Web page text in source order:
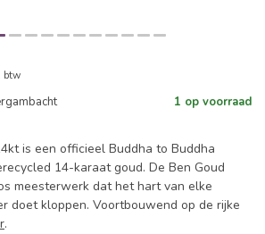
btw
1 op voorraad
is een officieel Buddha to Buddha
14-karaat goud. De Ben Goud
meesterwerk dat het hart van elke
doet kloppen. Voortbouwend op de rijke
.